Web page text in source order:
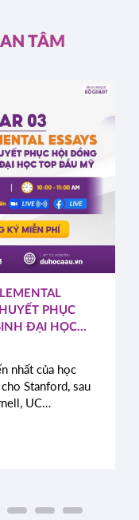
TÂM
PHỤC
ĐẠI HỌC
nhất của học
Stanford, sau
UC